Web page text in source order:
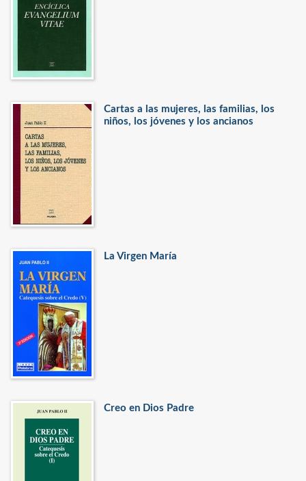
Cartas a las mujeres, las familias, los
niños, los jóvenes y los ancianos
La Virgen María
Creo en Dios Padre